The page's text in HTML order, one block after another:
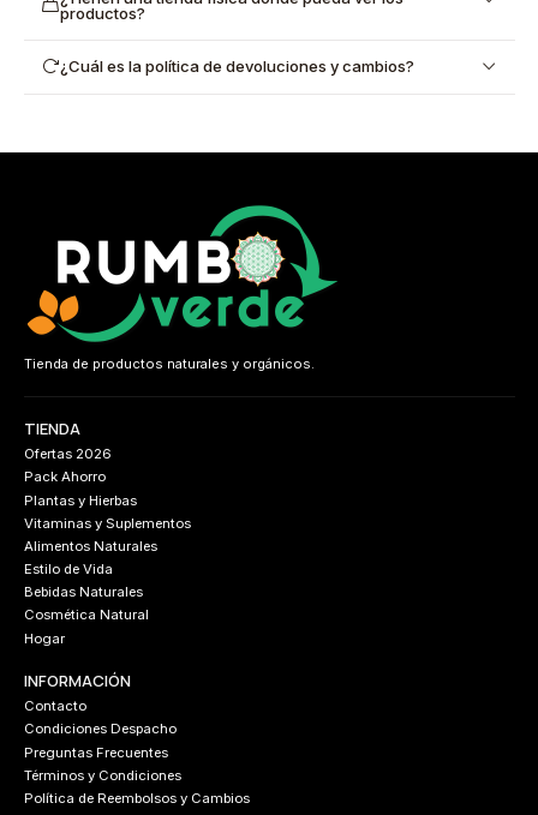
productos?
¿Cuál es la política de devoluciones y cambios?
Tienda de productos naturales y orgánicos.
TIENDA
Ofertas 2026
Pack Ahorro
Plantas y Hierbas
Vitaminas y Suplementos
Alimentos Naturales
Estilo de Vida
Bebidas Naturales
Cosmética Natural
Hogar
INFORMACIÓN
Contacto
Condiciones Despacho
Preguntas Frecuentes
Términos y Condiciones
Política de Reembolsos y Cambios